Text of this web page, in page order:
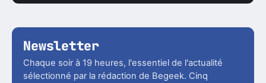
Newsletter
Chaque soir à 19 heures, l'essentiel de l'actualité
sélectionné par la rédaction de Begeek. Cinq